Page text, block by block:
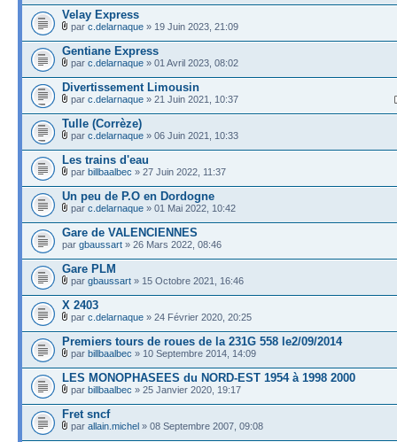
Velay Express
par c.delarnaque » 19 Juin 2023, 21:09
Gentiane Express
par c.delarnaque » 01 Avril 2023, 08:02
Divertissement Limousin
par c.delarnaque » 21 Juin 2021, 10:37
Tulle (Corrèze)
par c.delarnaque » 06 Juin 2021, 10:33
Les trains d'eau
par billbaalbec » 27 Juin 2022, 11:37
Un peu de P.O en Dordogne
par c.delarnaque » 01 Mai 2022, 10:42
Gare de VALENCIENNES
par gbaussart » 26 Mars 2022, 08:46
Gare PLM
par gbaussart » 15 Octobre 2021, 16:46
X 2403
par c.delarnaque » 24 Février 2020, 20:25
Premiers tours de roues de la 231G 558 le2/09/2014
par billbaalbec » 10 Septembre 2014, 14:09
LES MONOPHASEES du NORD-EST 1954 à 1998 2000
par billbaalbec » 25 Janvier 2020, 19:17
Fret sncf
par allain.michel » 08 Septembre 2007, 09:08